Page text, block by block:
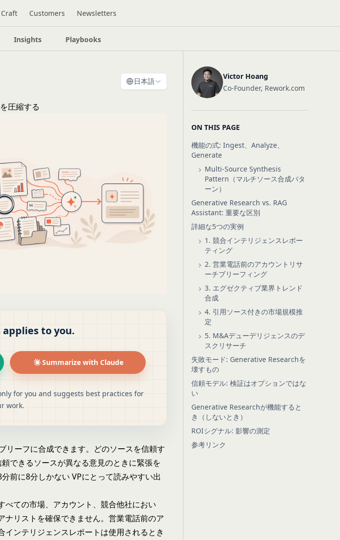
Customers Newsletters
Insights Playbooks
日本語
圧縮する
applies to you.
Summarize with Claude
for you and suggests best practices for
work.
リーフに合成できます。どのソースを信頼す
できるソースが異なる意見のときに緊張を
前に8分しかない VPにとって読みやすい出
ての市場、アカウント、競合他社におい
リストを確保できません。営業電話前のア
ンテリジェンスレポートは使用されるとき
Victor Hoang
Co-Founder, Rework.com
ON THIS PAGE
機能の式: Ingest、Analyze、
Generate
Multi-Source Synthesis
Pattern（マルチソース合成パタ
ーン）
Generative Research vs. RAG
Assistant: 重要な区別
詳細な5つの実例
1. 競合インテリジェンスレポー
ティング
2. 営業電話前のアカウントリサ
ーチブリーフィング
3. エグゼクティブ業界トレンド
合成
4. 引用ソース付きの市場規模推
定
5. M&Aデューデリジェンスのデ
スクリサーチ
失敗モード: Generative Researchを
壊すもの
信頼モデル: 検証はオプションではな
い
Generative Researchが機能すると
き（しないとき）
ROIシグナル: 影響の測定
参考リンク